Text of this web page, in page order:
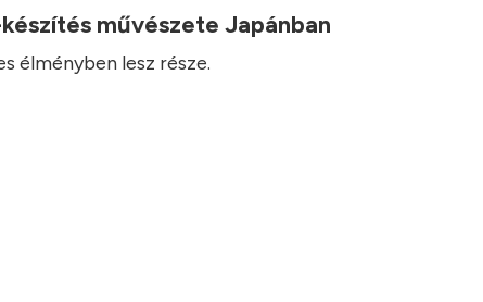
művészete Japánban
élményben lesz része.